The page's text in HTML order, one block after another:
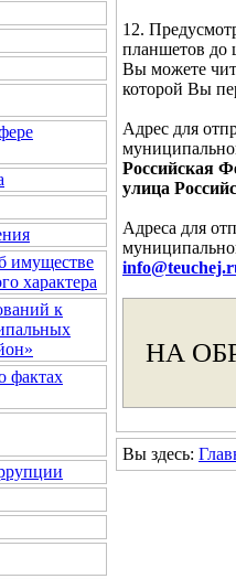
имуществе
характера
к
фактах
12.
планшетов до
Вы можете
которой Вы
Адрес для
Российская
улица
Адреса для
НА
Вы здесь: